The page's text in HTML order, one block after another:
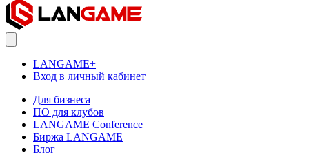
LANGAME+
Вход в личный кабинет
Для бизнеса
ПО для клубов
LANGAME Conference
Биржа LANGAME
Блог